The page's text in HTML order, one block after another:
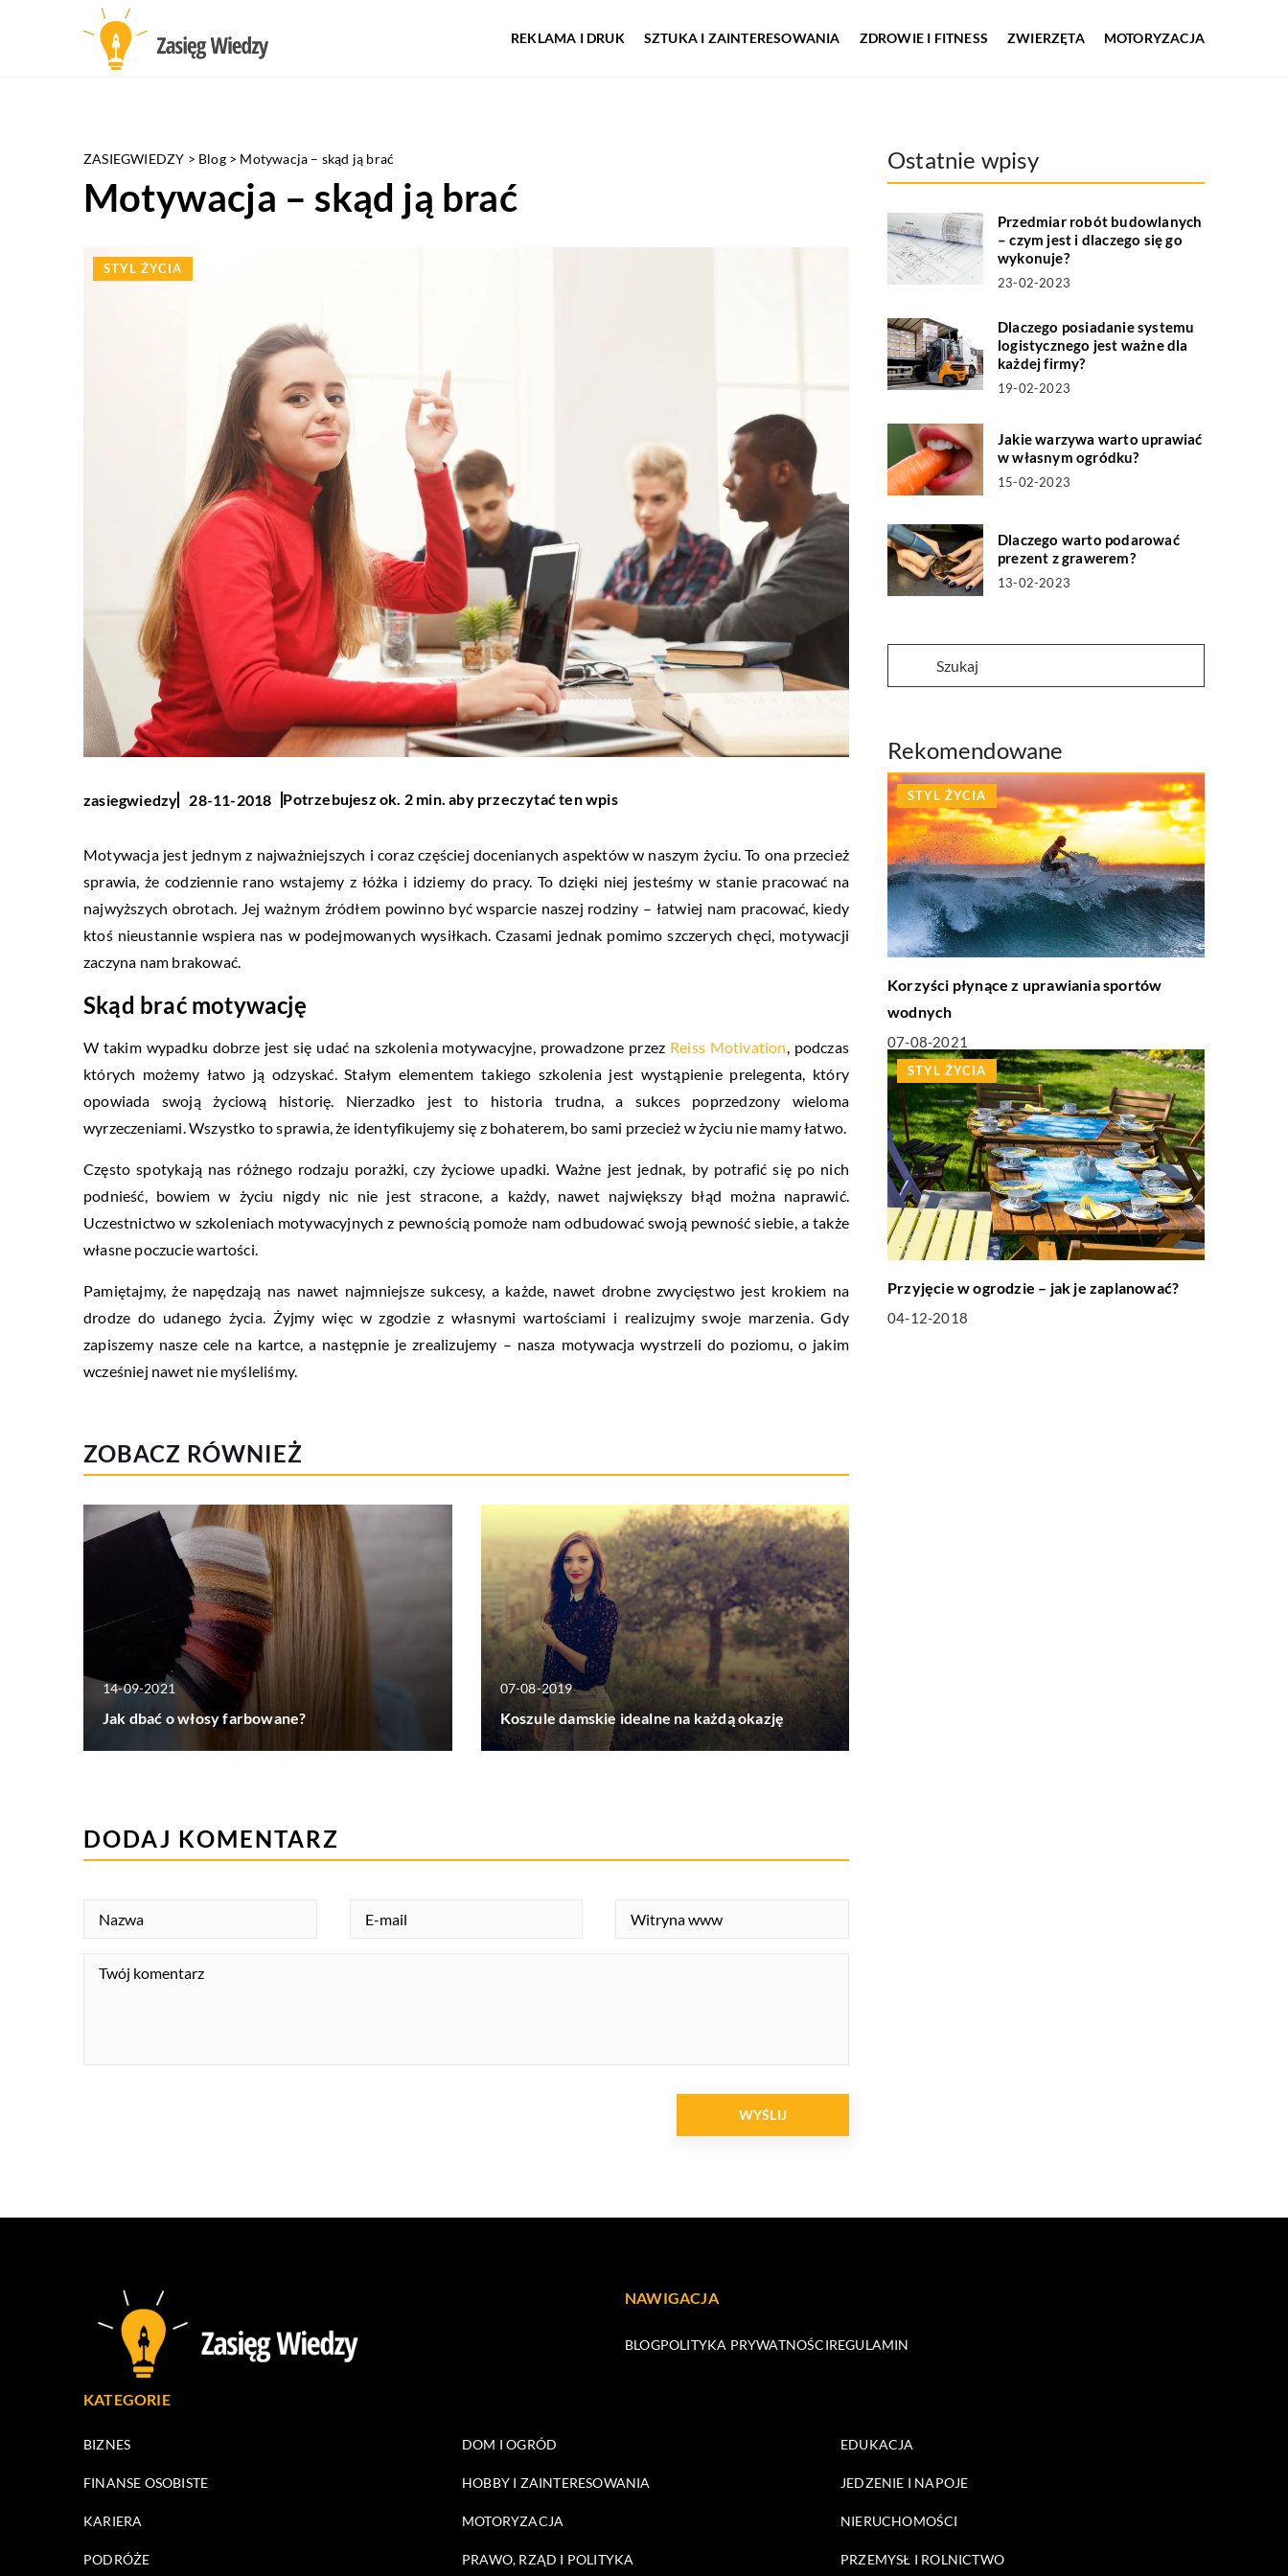
REKLAMA I DRUK SZTUKA I ZAINTERESOWANIA ZDROWIE I FITNESS ZWIERZĘTA MOTORYZACJA
ZASIEGWIEDZY > Blog> Motywacja – skąd ją brać
Motywacja – skąd ją brać
STYL ŻYCIA
zasiegwiedzy 28-11-2018 Potrzebujesz ok. 2 min. aby przeczytać ten wpis
Motywacja jest jednym z najważniejszych i coraz częściej docenianych aspektów w naszym życiu. To ona przecież
sprawia, że codziennie rano wstajemy z łóżka i idziemy do pracy. To dzięki niej jesteśmy w stanie pracować na
najwyższych obrotach. Jej ważnym źródłem powinno być wsparcie naszej rodziny – łatwiej nam pracować, kiedy
ktoś nieustannie wspiera nas w podejmowanych wysiłkach. Czasami jednak pomimo szczerych chęci, motywacji
zaczyna nam brakować.
Skąd brać motywację
W takim wypadku dobrze jest się udać na szkolenia motywacyjne, prowadzone przez Reiss Motivation, podczas
których możemy łatwo ją odzyskać. Stałym elementem takiego szkolenia jest wystąpienie prelegenta, który
opowiada swoją życiową historię. Nierzadko jest to historia trudna, a sukces poprzedzony wieloma
wyrzeczeniami. Wszystko to sprawia, że identyfikujemy się z bohaterem, bo sami przecież w życiu nie mamy łatwo.
Często spotykają nas różnego rodzaju porażki, czy życiowe upadki. Ważne jest jednak, by potrafić się po nich
podnieść, bowiem w życiu nigdy nic nie jest stracone, a każdy, nawet największy błąd można naprawić.
Uczestnictwo w szkoleniach motywacyjnych z pewnością pomoże nam odbudować swoją pewność siebie, a także
własne poczucie wartości.
Pamiętajmy, że napędzają nas nawet najmniejsze sukcesy, a każde, nawet drobne zwycięstwo jest krokiem na
drodze do udanego życia. Żyjmy więc w zgodzie z własnymi wartościami i realizujmy swoje marzenia. Gdy
zapiszemy nasze cele na kartce, a następnie je zrealizujemy – nasza motywacja wystrzeli do poziomu, o jakim
wcześniej nawet nie myśleliśmy.
ZOBACZ RÓWNIEŻ
14-09-2021
Jak dbać o włosy farbowane?
07-08-2019
Koszule damskie idealne na każdą okazję
Ostatnie wpisy
Przedmiar robót budowlanych
– czym jest i dlaczego się go
wykonuje?
23-02-2023
Dlaczego posiadanie systemu
logistycznego jest ważne dla
każdej firmy?
19-02-2023
Jakie warzywa warto uprawiać
w własnym ogródku?
15-02-2023
Dlaczego warto podarować
prezent z grawerem?
13-02-2023
Rekomendowane
STYL ŻYCIA
Korzyści płynące z uprawiania sportów
wodnych
07-08-2021
STYL ŻYCIA
Przyjęcie w ogrodzie – jak je zaplanować?
04-12-2018
DODAJ KOMENTARZ
NAWIGACJA
BLOGPOLITYKA PRYWATNOŚCIREGULAMIN
KATEGORIE
BIZNES DOM I OGRÓD EDUKACJA
FINANSE OSOBISTE HOBBY I ZAINTERESOWANIA JEDZENIE I NAPOJE
KARIERA MOTORYZACJA NIERUCHOMOŚCI
PODRÓŻE PRAWO, RZĄD I POLITYKA PRZEMYSŁ I ROLNICTWO